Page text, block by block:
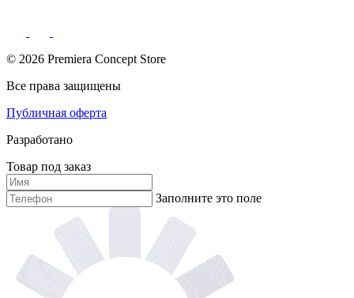
© 2026 Premiera Concept Store
Все права защищены
Публичная оферта
Разработано
Товар под заказ
Заполните это поле